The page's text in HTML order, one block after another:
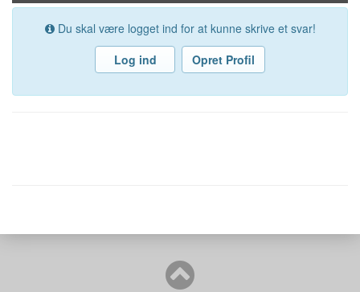
Du skal være logget ind for at kunne skrive et svar!
Log ind
Opret Profil